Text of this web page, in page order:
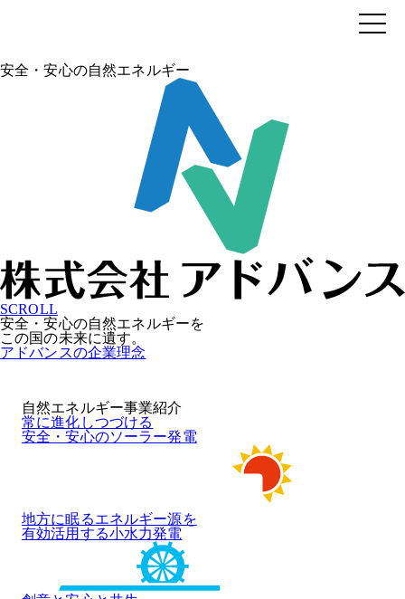
安全・安心の自然エネルギー
SCROLL
安全・安心の自然エネルギーを
この国の未来に遺す。
アドバンスの企業理念
自然エネルギー事業紹介
常に進化しつづける
安全・安心のソーラー発電
地方に眠るエネルギー源を
有効活用する小水力発電